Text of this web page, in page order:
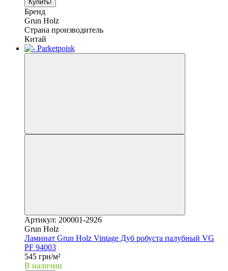
Купить!
Бренд
Grun Holz
Страна производитель
Китай
Артикул: 200001-2926
Grun Holz
Ламинат Grun Holz Vintage Дуб робуста палубный VG
PF 94003
545 грн/м²
В наличии